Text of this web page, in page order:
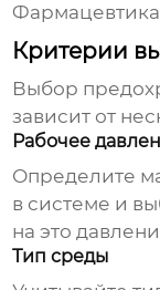
Фармацевтика
Критерии
Выбор
зависит от
Рабочее
Определите
в системе и
на это
Тип среды